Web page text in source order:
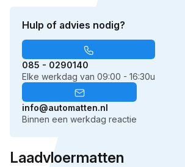
Hulp of advies nodig?
085 - 0290140
Elke werkdag van 09:00 - 16:30u
info@automatten.nl
Binnen een werkdag reactie
Laadvloermatten